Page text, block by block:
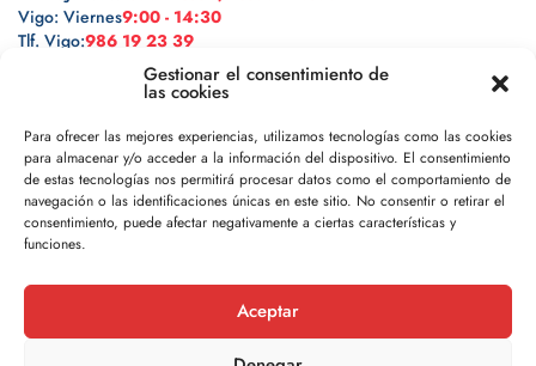
Gestionar el consentimiento de
las cookies
Para ofrecer las mejores experiencias, utilizamos tecnologías como las cookies
para almacenar y/o acceder a la información del dispositivo. El consentimiento
de estas tecnologías nos permitirá procesar datos como el comportamiento de
navegación o las identificaciones únicas en este sitio. No consentir o retirar el
consentimiento, puede afectar negativamente a ciertas características y
funciones.
Aceptar
Vigo: Viernes9:00 - 14:30
Tlf. Vigo:986 19 23 39
Legal
Política de privacidad